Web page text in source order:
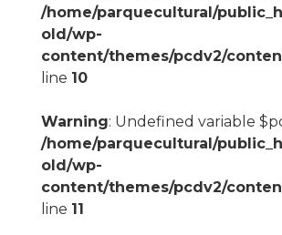
/home/parquecultural/
old/wp-
content/themes/pcdv2/
line 10
Warning: Undefined variable
/home/parquecultural/
old/wp-
content/themes/pcdv2/
line 11